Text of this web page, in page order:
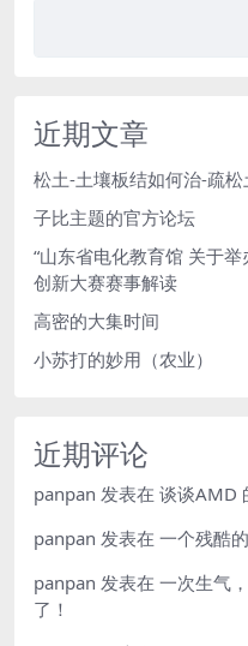
近期文章
松土-土壤板结如何治-疏松
子比主题的官方论坛
“山东省电化教育馆 关于
创新大赛赛事解读
高密的大集时间
小苏打的妙用（农业）
近期评论
panpan 发表在 谈谈AMD
panpan 发表在 一个残酷
panpan 发表在 一次生气
了！